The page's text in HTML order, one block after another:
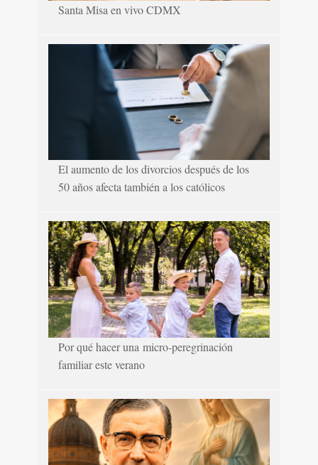
Santa Misa en vivo CDMX
El aumento de los divorcios después de los
50 años afecta también a los católicos
Por qué hacer una micro-peregrinación
familiar este verano